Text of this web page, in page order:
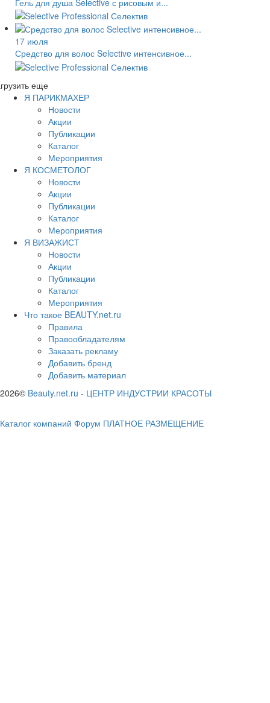
17 июля
Средство для волос Selective интенсивное...
еще
Я ПАРИКМАХЕР
Новости
Акции
Публикации
Каталог
Мероприятия
Я КОСМЕТОЛОГ
Новости
Акции
Публикации
Каталог
Мероприятия
Я ВИЗАЖИСТ
Новости
Акции
Публикации
Каталог
Мероприятия
Что такое BEAUTY.net.ru
Правила
Правообладателям
Заказать рекламу
Добавить бренд
Добавить материал
2026© Beauty.net.ru - ЦЕНТР ИНДУСТРИИ КРАСОТЫ
Каталог компаний Форум ПЛАТНОЕ РАЗМЕЩЕНИЕ